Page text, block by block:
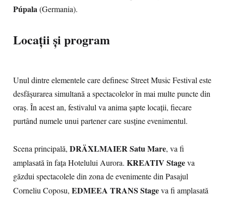
Púpala(Germania).
Locații și program
Unul dintre elementele care definesc Street Music Festival este
desfășurarea simultană a spectacolelor în mai multe puncte din
oraș. În acest an, festivalul va anima șapte locații, fiecare
purtând numele unui partener care susține evenimentul.
Scena principală, DRÄXLMAIER Satu Mare, va fi
amplasată în fața Hotelului Aurora. KREATIV Stageva
găzdui spectacolele din zona de evenimente din Pasajul
Corneliu Coposu, EDMEEA TRANS Stageva fi amplasată